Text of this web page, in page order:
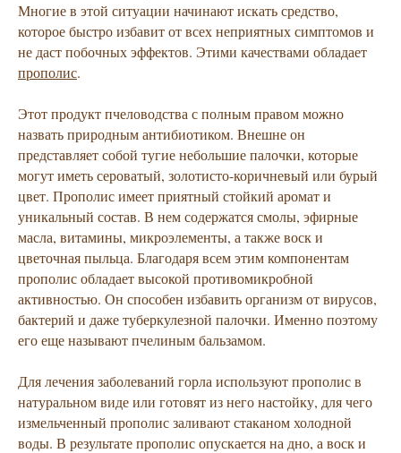
Многие в этой ситуации начинают искать средство,
которое быстро избавит от всех неприятных симптомов и
не даст побочных эффектов. Этими качествами обладает
прополис.
Этот продукт пчеловодства с полным правом можно
назвать природным антибиотиком. Внешне он
представляет собой тугие небольшие палочки, которые
могут иметь сероватый, золотисто-коричневый или бурый
цвет. Прополис имеет приятный стойкий аромат и
уникальный состав. В нем содержатся смолы, эфирные
масла, витамины, микроэлементы, а также воск и
цветочная пыльца. Благодаря всем этим компонентам
прополис обладает высокой противомикробной
активностью. Он способен избавить организм от вирусов,
бактерий и даже туберкулезной палочки. Именно поэтому
его еще называют пчелиным бальзамом.
Для лечения заболеваний горла используют прополис в
натуральном виде или готовят из него настойку, для чего
измельченный прополис заливают стаканом холодной
воды. В результате прополис опускается на дно, а воск и